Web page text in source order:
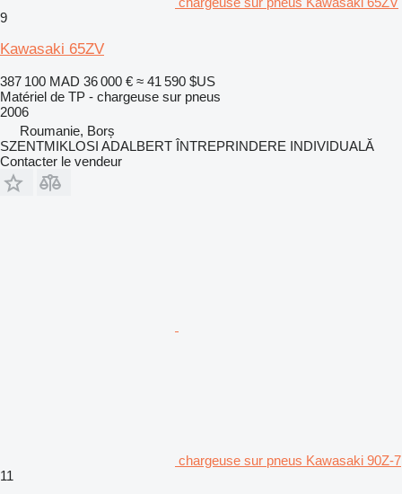
9
Kawasaki 65ZV
387 100 MAD 36 000 € ≈ 41 590 $US
Matériel de TP - chargeuse sur pneus
2006
Roumanie, Borș
SZENTMIKLOSI ADALBERT ÎNTREPRINDERE INDIVIDUALĂ
Contacter le vendeur
chargeuse sur pneus Kawasaki 90Z-7
11